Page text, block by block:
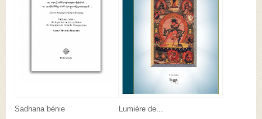
Sadhana bénie Lumière de...